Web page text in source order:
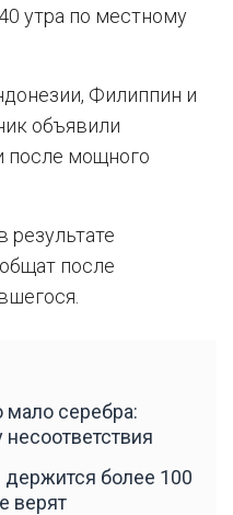
утра по местному
Филиппин и
объявили
после мощного
результате
после
серебра:
более 100
верят